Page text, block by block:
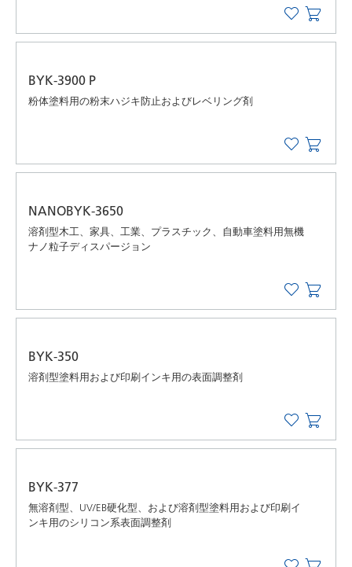
BYK-3900 P
粉体塗料用の粉末ハジキ防止およびレベリング剤
NANOBYK-3650
溶剤型木工、家具、工業、プラスチック、自動車塗料用無機
ナノ粒子ディスパージョン
BYK-350
溶剤型塗料用および印刷インキ用の表面調整剤
BYK-377
無溶剤型、UV/EB硬化型、および溶剤型塗料用および印刷イ
ンキ用のシリコン系表面調整剤